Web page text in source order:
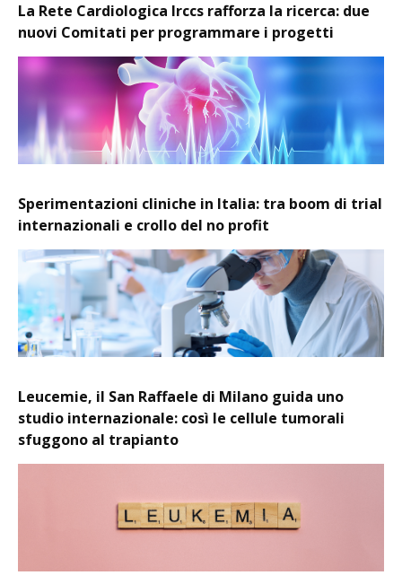
La Rete Cardiologica Irccs rafforza la ricerca: due
nuovi Comitati per programmare i progetti
Sperimentazioni cliniche in Italia: tra boom di trial
internazionali e crollo del no profit
Leucemie, il San Raffaele di Milano guida uno
studio internazionale: così le cellule tumorali
sfuggono al trapianto